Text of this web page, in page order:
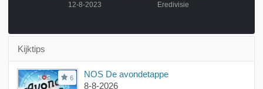
12-8-2023 Eredivisie
Kijktips
6
NOS De avondetappe
8-8-2026